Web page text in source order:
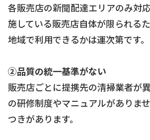
各販売店の新聞配達エリアのみ対
施している販売店自体が限られる
地域で利用できるかは運次第です。
②品質の統一基準がない
販売店ごとに提携先の清掃業者が
の研修制度やマニュアルがありま
つきがあります。